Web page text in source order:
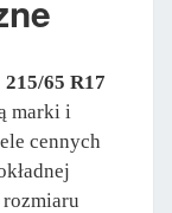
65 R17
marki i
cennych